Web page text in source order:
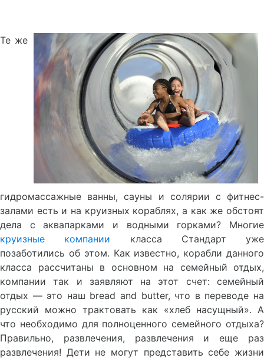
Те же
гидромассажные ванны, сауны и солярии с фитнес-
залами есть и на круизных кораблях, а как же обстоят
дела с аквапарками и водными горками? Многие
круизные компании класса Стандарт уже
позаботились об этом. Как известно, корабли данного
класса рассчитаны в основном на семейный отдых,
компании так и заявляют на этот счет: семейный
отдых — это наш bread and butter, что в переводе на
русский можно трактовать как «хлеб насущный». А
что необходимо для полноценного семейного отдыха?
Правильно, развлечения, развлечения и еще раз
развлечения! Дети не могут представить себе жизни